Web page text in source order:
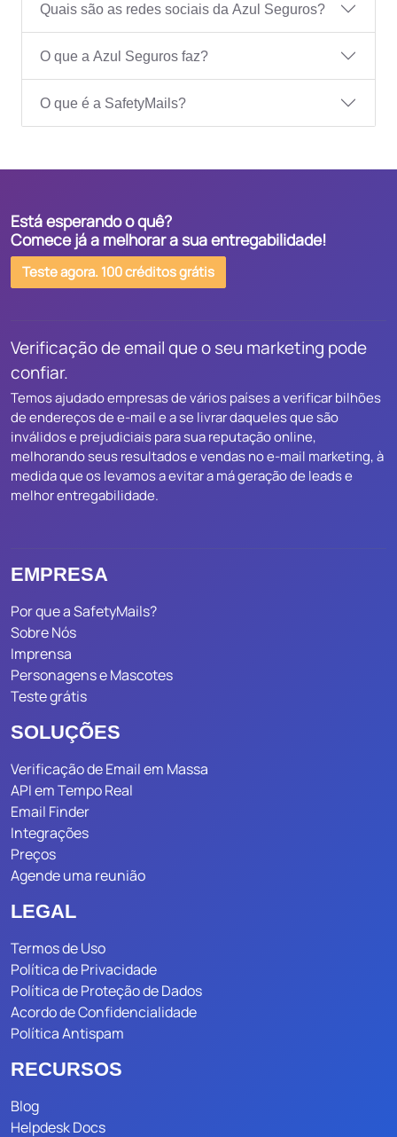
Quais são as redes sociais da Azul Seguros?
O que a Azul Seguros faz?
O que é a SafetyMails?
Está esperando o quê?
Comece já a melhorar a sua entregabilidade!
Teste agora. 100 créditos grátis
Verificação de email que o seu marketing pode
confiar.
Temos ajudado empresas de vários países a verificar bilhões
de endereços de e-mail e a se livrar daqueles que são
inválidos e prejudiciais para sua reputação online,
melhorando seus resultados e vendas no e-mail marketing, à
medida que os levamos a evitar a má geração de leads e
melhor entregabilidade.
EMPRESA
Por que a SafetyMails?
Sobre Nós
Imprensa
Personagens e Mascotes
Teste grátis
SOLUÇÕES
Verificação de Email em Massa
API em Tempo Real
Email Finder
Integrações
Preços
Agende uma reunião
LEGAL
Termos de Uso
Política de Privacidade
Política de Proteção de Dados
Acordo de Confidencialidade
Política Antispam
RECURSOS
Blog
Helpdesk Docs